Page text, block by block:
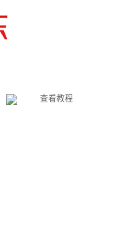
查看教程